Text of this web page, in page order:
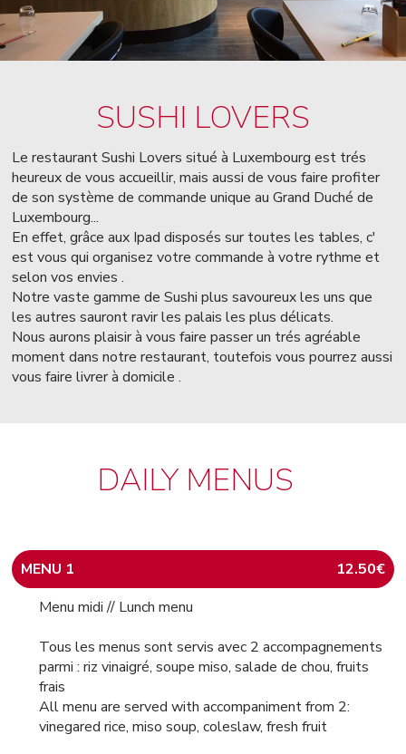
SUSHI LOVERS
Le restaurant Sushi Lovers situé à Luxembourg est trés
heureux de vous accueillir, mais aussi de vous faire profiter
de son système de commande unique au Grand Duché de
Luxembourg...
En effet, grâce aux Ipad disposés sur toutes les tables, c'
est vous qui organisez votre commande à votre rythme et
selon vos envies .
Notre vaste gamme de Sushi plus savoureux les uns que
les autres sauront ravir les palais les plus délicats.
Nous aurons plaisir à vous faire passer un trés agréable
moment dans notre restaurant, toutefois vous pourrez aussi
vous faire livrer à domicile .
DAILY MENUS
MENU 1
12.50€
Menu midi // Lunch menu
Tous les menus sont servis avec 2 accompagnements
parmi : riz vinaigré, soupe miso, salade de chou, fruits
frais
All menu are served with accompaniment from 2:
vinegared rice, miso soup, coleslaw, fresh fruit